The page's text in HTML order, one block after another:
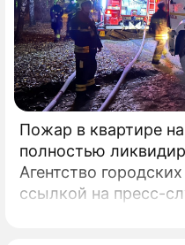
Пожар в квартире
полностью
Агентство
ссылкой на пресс-
управления МЧС